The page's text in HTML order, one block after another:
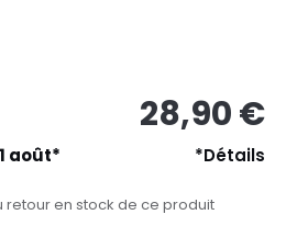
28,90 €
août* *Détails
retour en stock de ce produit